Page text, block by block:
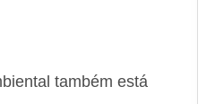
também está